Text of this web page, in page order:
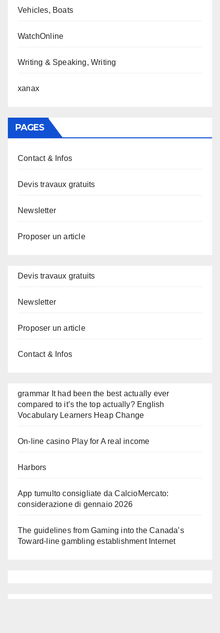
Vehicles, Boats
WatchOnline
Writing & Speaking, Writing
xanax
PAGES
Contact & Infos
Devis travaux gratuits
Newsletter
Proposer un article
Devis travaux gratuits
Newsletter
Proposer un article
Contact & Infos
grammar It had been the best actually ever
compared to it’s the top actually? English
Vocabulary Learners Heap Change
On-line casino Play for A real income
Harbors
App tumulto consigliate da CalcioMercato:
considerazione di gennaio 2026
The guidelines from Gaming into the Canada’s
Toward-line gambling establishment Internet